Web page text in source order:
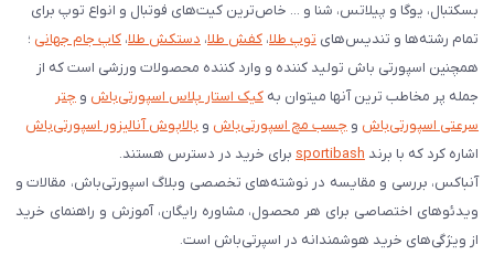
بسکتبال، یوگا و پیلاتس، شنا و ... خاص‌ترین کیت‌های فوتبال و انواع توپ برای
تمام رشته‌ها و تندیس‌های توپ طلا، کفش طلا، دستکش طلا، کاپ جام جهانی ؛
همچنین اسپورتی باش تولید کننده و وارد کننده محصولات ورزشی است که از
جمله پر مخاطب ترین آنها میتوان به کیک استار پلاس اسپورتی‌باش و چتر
سرعتی اسپورتی‌باش و چسب مچ اسپورتی‌باش و بالاپوش آنالیزور اسپورتی‌باش
اشاره کرد که با برند sportibash برای خرید در دسترس هستند.
آنباکس، بررسی‌ و مقایسه در نوشته‌های تخصصی وبلاگ اسپورتی‌باش، مقالات و
ویدئوهای اختصاصی برای هر محصول، مشاوره رایگان، آموزش و راهنمای خرید
از ویژگی‌های خرید هوشمندانه در اسپرتی‌باش است.